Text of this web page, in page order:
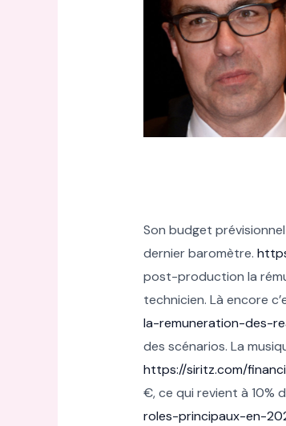
Son budget
dernier baromètre.
post-production la
technicien. Là encore
la-remuneration-des-
des scénarios. La
https://siritz.com/
€, ce qui revient à 10%
roles-principaux-en-